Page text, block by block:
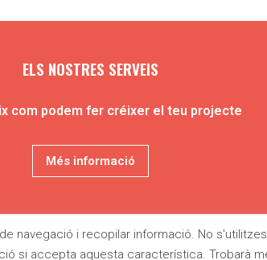
ELS NOSTRES SERVEIS
com podem fer créixer el teu projecte
Més informació
L'OPINIÓ
QUI
FES-TE
L'OEST
navegació i recopilar informació. No
si accepta aquesta característica. Trobarà